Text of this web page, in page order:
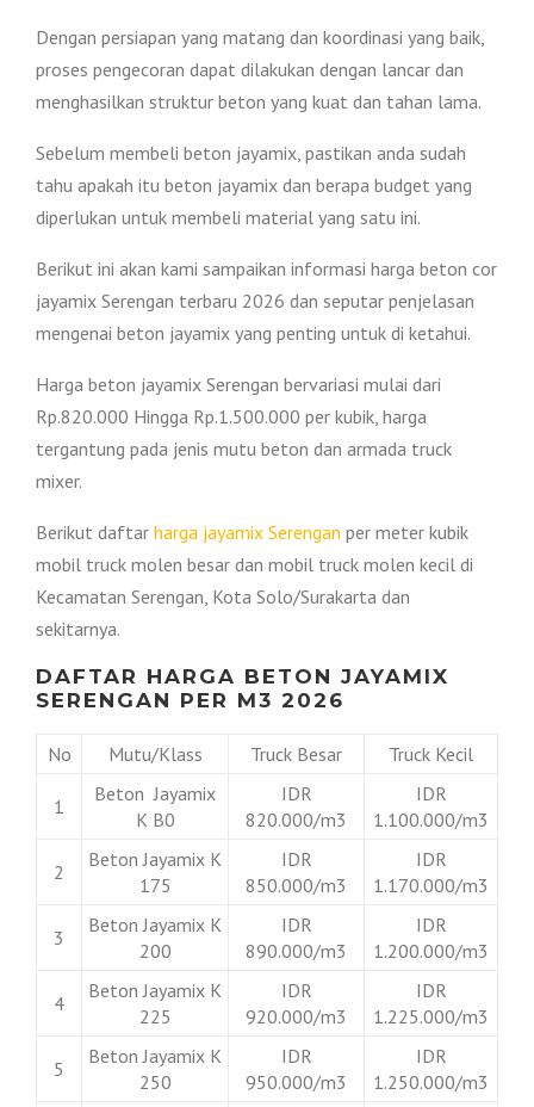
Dengan persiapan yang matang dan koordinasi yang baik,
proses pengecoran dapat dilakukan dengan lancar dan
menghasilkan struktur beton yang kuat dan tahan lama.
Sebelum membeli beton jayamix, pastikan anda sudah
tahu apakah itu beton jayamix dan berapa budget yang
diperlukan untuk membeli material yang satu ini.
Berikut ini akan kami sampaikan informasi harga beton cor
jayamix Serengan terbaru 2026 dan seputar penjelasan
mengenai beton jayamix yang penting untuk di ketahui.
Harga beton jayamix Serengan bervariasi mulai dari
Rp.820.000 Hingga Rp.1.500.000 per kubik, harga
tergantung pada jenis mutu beton dan armada truck
mixer.
Berikut daftar harga jayamix Serengan per meter kubik
mobil truck molen besar dan mobil truck molen kecil di
Kecamatan Serengan, Kota Solo/Surakarta dan
sekitarnya.
DAFTAR HARGA BETON JAYAMIX
SERENGAN PER M3 2026
No Mutu/Klass Truck Besar Truck Kecil
1
Beton Jayamix
K B0
IDR
820.000/m3
IDR
1.100.000/m3
2
Beton Jayamix K
175
IDR
850.000/m3
IDR
1.170.000/m3
3
Beton Jayamix K
200
IDR
890.000/m3
IDR
1.200.000/m3
4
Beton Jayamix K
225
IDR
920.000/m3
IDR
1.225.000/m3
5
Beton Jayamix K
250
IDR
950.000/m3
IDR
1.250.000/m3